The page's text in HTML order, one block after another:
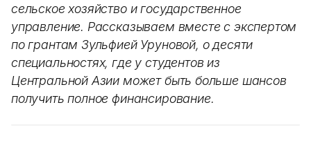
сельское хозяйство и государственное
управление. Рассказываем вместе с экспертом
по грантам Зульфией Уруновой, о десяти
специальностях, где у студентов из
Центральной Азии может быть больше шансов
получить полное финансирование.